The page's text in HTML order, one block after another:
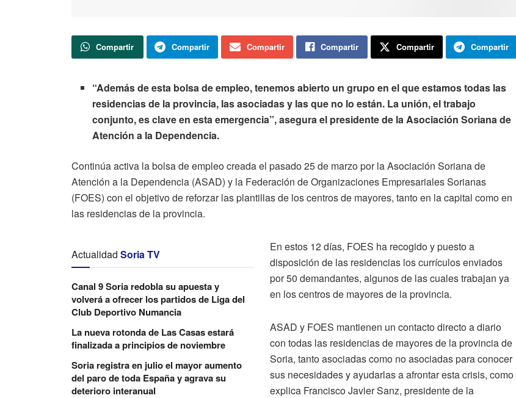
Compartir Compartir Compartir Compartir Compartir Compartir
“Además de esta bolsa de empleo, tenemos abierto un grupo en el que estamos todas las
residencias de la provincia, las asociadas y las que no lo están. La unión, el trabajo
conjunto, es clave en esta emergencia”, asegura el presidente de la Asociación Soriana de
Atención a la Dependencia.
Continúa activa la bolsa de empleo creada el pasado 25 de marzo por la Asociación Soriana de
Atención a la Dependencia (ASAD) y la Federación de Organizaciones Empresariales Sorianas
(FOES) con el objetivo de reforzar las plantillas de los centros de mayores, tanto en la capital como en
las residencias de la provincia.
Actualidad Soria TV
Canal 9 Soria redobla su apuesta y
volverá a ofrecer los partidos de Liga del
Club Deportivo Numancia
La nueva rotonda de Las Casas estará
finalizada a principios de noviembre
Soria registra en julio el mayor aumento
del paro de toda España y agrava su
deterioro interanual
En estos 12 días, FOES ha recogido y puesto a
disposición de las residencias los currículos enviados
por 50 demandantes, algunos de las cuales trabajan ya
en los centros de mayores de la provincia.
ASAD y FOES mantienen un contacto directo a diario
con todas las residencias de mayores de la provincia de
Soria, tanto asociadas como no asociadas para conocer
sus necesidades y ayudarlas a afrontar esta crisis, como
explica Francisco Javier Sanz, presidente de la